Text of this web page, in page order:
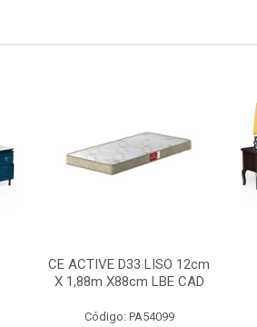
CE ACTIVE D33 LISO 12cm
X 1,88m X88cm LBE CAD
Código: PA54099